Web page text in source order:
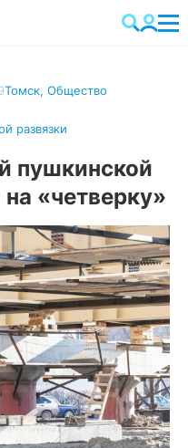
Томск, Общество
развязки
пушкинской
«четверку»